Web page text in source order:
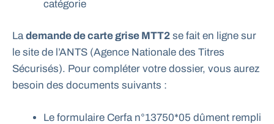
catégorie
Lademande de carte grise MTT2 se fait en ligne sur
le site de l’ANTS (Agence Nationale des Titres
Sécurisés). Pour compléter votre dossier, vous aurez
besoin des documents suivants :
Le formulaire Cerfa n°13750*05 dûment rempli